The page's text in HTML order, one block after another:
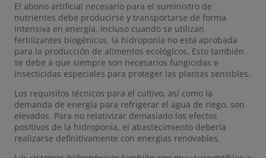
El abono artificial necesario para el suministro de
nutrientes debe producirse y transportarse de forma
intensiva en energía. Incluso cuando se utilizan
fertilizantes biogénicos, la hidroponía no está aprobada
para la producción de alimentos ecológicos. Esto también
se debe a que siempre son necesarios fungicidas e
insecticidas especiales para proteger las plantas sensibles.
Los requisitos técnicos para el cultivo, así como la
demanda de energía para refrigerar el agua de riego, son
elevados. Para no relativizar demasiado los efectos
positivos de la hidroponía, el abastecimiento debería
realizarse definitivamente con energías renovables.